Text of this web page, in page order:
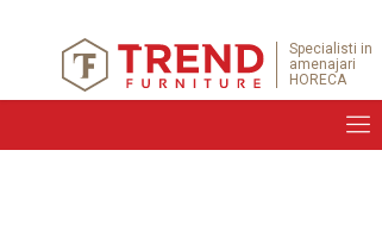
Specialisti in
amenajari
HORECA